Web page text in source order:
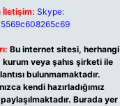
İletişim: Skype:
Bu internet sitesi, herhangi
veya şahıs şirketi ile
bulunmamaktadır.
kendi hazırladığımız
Burada yer